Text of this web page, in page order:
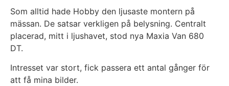
Som alltid hade Hobby den ljusaste montern på
mässan. De satsar verkligen på belysning. Centralt
placerad, mitt i ljushavet, stod nya Maxia Van 680
DT.
Intresset var stort, fick passera ett antal gånger för
att få mina bilder.